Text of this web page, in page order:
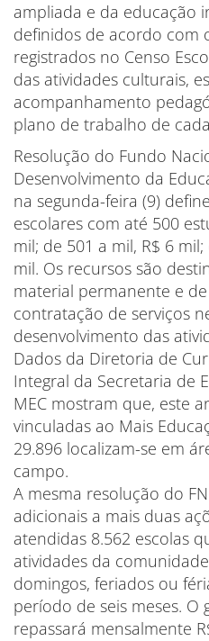
ampliada e da educação
definidos de acordo com
registrados no Censo
das atividades culturais,
acompanhamento
plano de trabalho de
Resolução do Fundo
Desenvolvimento da
na segunda-feira (9)
escolares com até 500
mil; de 501 a mil, R$ 6
mil. Os recursos são
material permanente e
contratação de serviços
desenvolvimento das
Dados da Diretoria de
Integral da Secretaria de
MEC mostram que, este
vinculadas ao Mais
29.896 localizam-se em
campo.
A mesma resolução do
adicionais a mais duas
atendidas 8.562 escolas
atividades da
domingos, feriados ou
período de seis meses. O
repassará mensalmente